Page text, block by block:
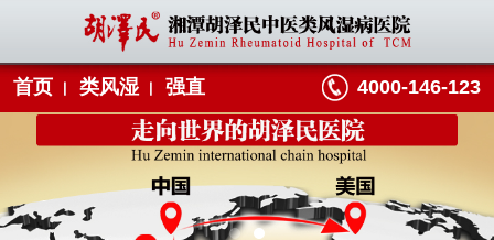
首页 类风湿 强直 4000-146-123